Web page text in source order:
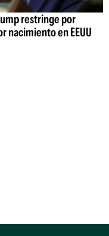
restringe por
nacimiento en EEUU